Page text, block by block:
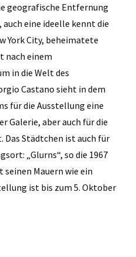
geografische Entfernung
eine ideelle kennt die
York City, beheimatete
nach einem
in die Welt des
Castano sieht in dem
für die Ausstellung eine
Galerie, aber auch für die
Städtchen ist auch für
„Glurns“, so die 1967
Mauern wie ein
ist bis zum 5. Oktober